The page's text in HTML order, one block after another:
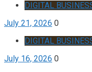
DIGITAL
July 21, 2026 0
DIGITAL
July 16, 2026 0